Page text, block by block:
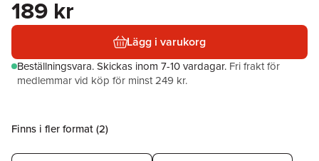
189 kr
Lägg i varukorg
Beställningsvara.Skickas inom 7-10 vardagar. Fri frakt för
medlemmar vid köp för minst 249 kr.
Finns i fler format (2)